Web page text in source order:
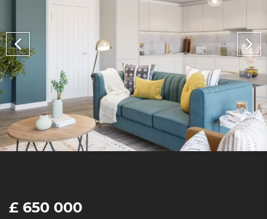
£ 650 000